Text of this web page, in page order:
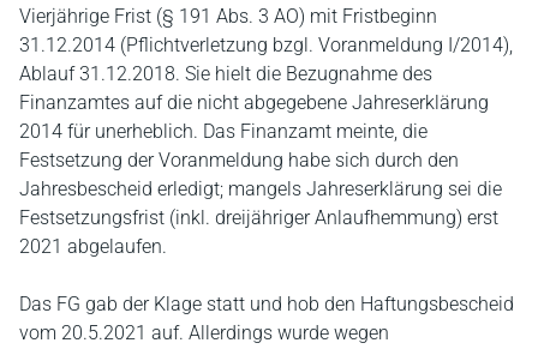
Vierjährige Frist (§ 191 Abs. 3 AO) mit Fristbeginn
31.12.2014 (Pflichtverletzung bzgl. Voranmeldung I/2014),
Ablauf 31.12.2018. Sie hielt die Bezugnahme des
Finanzamtes auf die nicht abgegebene Jahreserklärung
2014 für unerheblich. Das Finanzamt meinte, die
Festsetzung der Voranmeldung habe sich durch den
Jahresbescheid erledigt; mangels Jahreserklärung sei die
Festsetzungsfrist (inkl. dreijähriger Anlaufhemmung) erst
2021 abgelaufen.
Das FG gab der Klage statt und hob den Haftungsbescheid
vom 20.5.2021 auf. Allerdings wurde wegen